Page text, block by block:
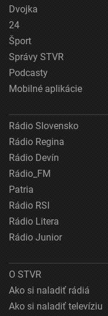
Dvojka
24
Šport
Správy STVR
Podcasty
Mobilné aplikácie
Rádio Slovensko
Rádio Regina
Rádio Devín
Rádio_FM
Patria
Rádio RSI
Rádio Litera
Rádio Junior
O STVR
Ako si naladiť rádiá
Ako si naladiť televíziu